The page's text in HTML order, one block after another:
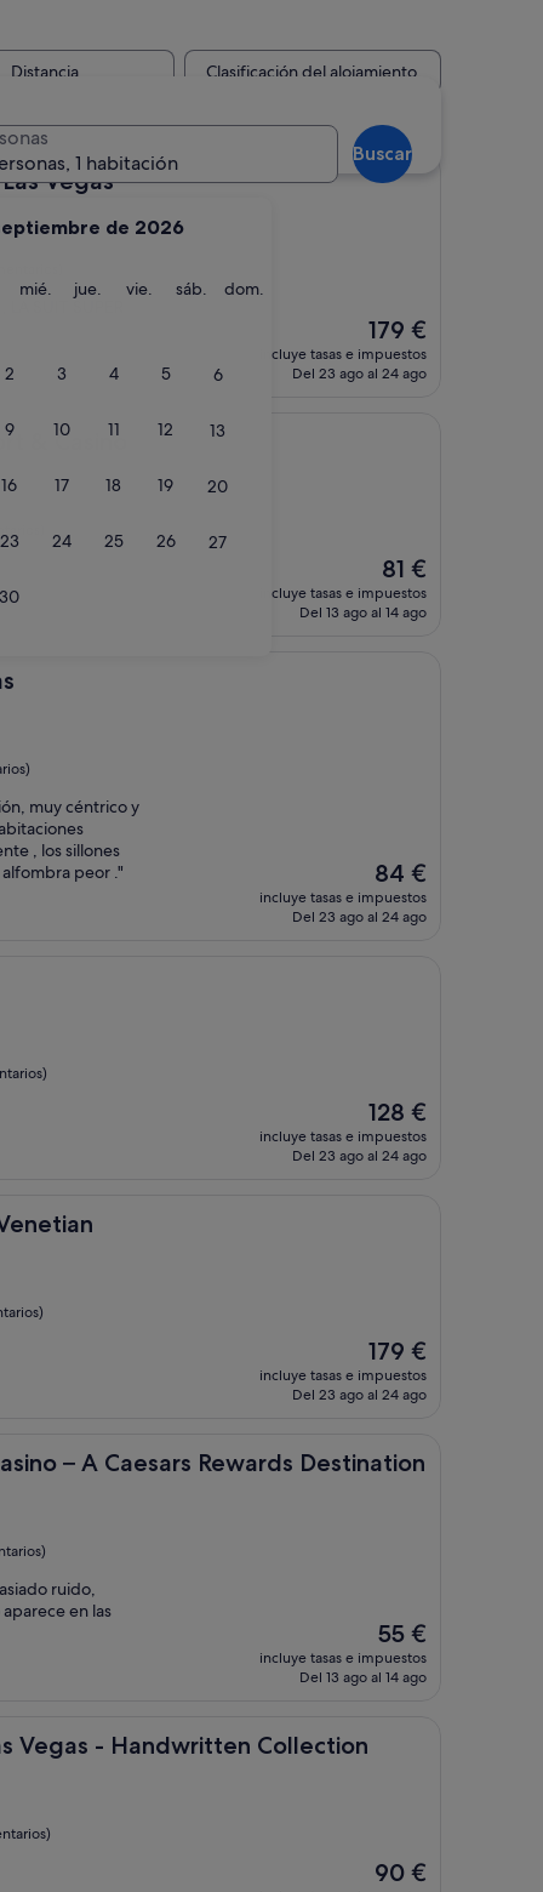
de 2026
martes
mié. miércoles
jue. jueves
vie. viernes
sáb. sábado
dom.
2 3 4 5 6
9 10 11 12 13
16 17 18 19 20
23 24 25 26 27
30
1 habitación
Buscar
Distancia Clasificación del alojamiento
Vegas
Vegas
El
precio
actual
179 €
incluye tasas e impuestos
Del 23 ago al 24 ago
& Casino
El
precio
actual
81 €
incluye tasas e impuestos
Del 13 ago al 14 ago
muy céntrico y
, los sillones
peor ."
El
precio
actual
84 €
incluye tasas e impuestos
Del 23 ago al 24 ago
El
precio
actual
128 €
incluye tasas e impuestos
Del 23 ago al 24 ago
El
precio
actual
179 €
179 €
incluye tasas e impuestos
Del 23 ago al 24 ago
– A Caesars Rewards Destination
Rewards Destination
ruido,
en las
El
precio
actual
55 €
incluye tasas e impuestos
Del 13 ago al 14 ago
Vegas - Handwritten Collection
- Handwritten Collection
El
90 €